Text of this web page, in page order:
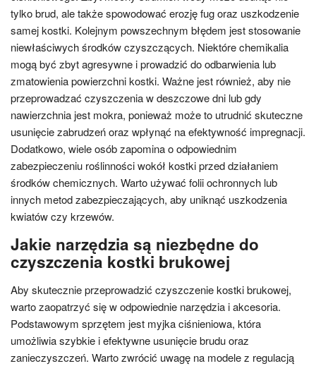
tylko brud, ale także spowodować erozję fug oraz uszkodzenie
samej kostki. Kolejnym powszechnym błędem jest stosowanie
niewłaściwych środków czyszczących. Niektóre chemikalia
mogą być zbyt agresywne i prowadzić do odbarwienia lub
zmatowienia powierzchni kostki. Ważne jest również, aby nie
przeprowadzać czyszczenia w deszczowe dni lub gdy
nawierzchnia jest mokra, ponieważ może to utrudnić skuteczne
usunięcie zabrudzeń oraz wpłynąć na efektywność impregnacji.
Dodatkowo, wiele osób zapomina o odpowiednim
zabezpieczeniu roślinności wokół kostki przed działaniem
środków chemicznych. Warto używać folii ochronnych lub
innych metod zabezpieczających, aby uniknąć uszkodzenia
kwiatów czy krzewów.
Jakie narzędzia są niezbędne do
czyszczenia kostki brukowej
Aby skutecznie przeprowadzić czyszczenie kostki brukowej,
warto zaopatrzyć się w odpowiednie narzędzia i akcesoria.
Podstawowym sprzętem jest myjka ciśnieniowa, która
umożliwia szybkie i efektywne usunięcie brudu oraz
zanieczyszczeń. Warto zwrócić uwagę na modele z regulacją